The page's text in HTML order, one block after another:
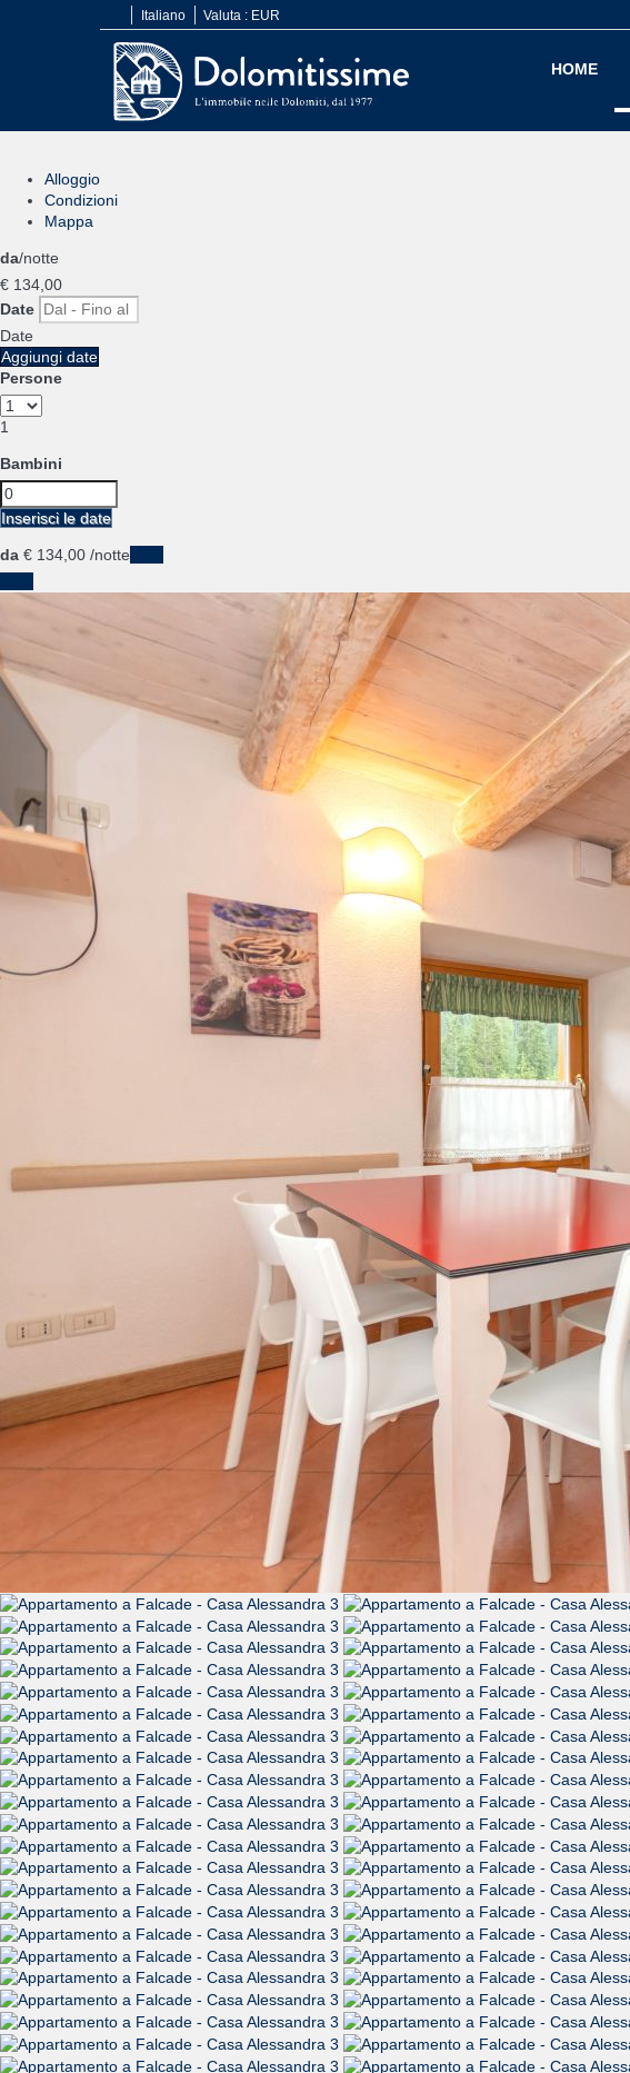
Italiano Valuta : EUR
HOME
Alloggio
Condizioni
Mappa
da/notte
€ 134, 00
Date
Date
Aggiungi date
Persone
1
Bambini
Inserisci le date
da € 134, 00 /notte